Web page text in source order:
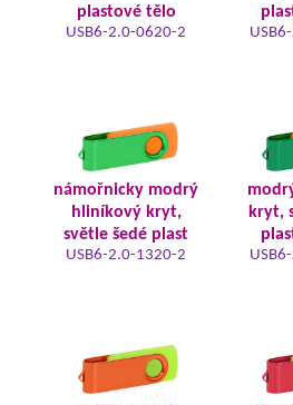
plastové tělo
USB6-2.0-0620-2
námořnicky modrý
hliníkový kryt,
světle šedé plast
USB6-2.0-1320-2
kryt,